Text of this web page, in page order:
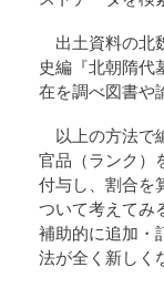
出土資料の北
史編『北朝隋代
在を調べ図書や
以上の方法で
官品（ランク）
付与し、割合を
ついて考えてみ
補助的に追加・
法が全く新しく